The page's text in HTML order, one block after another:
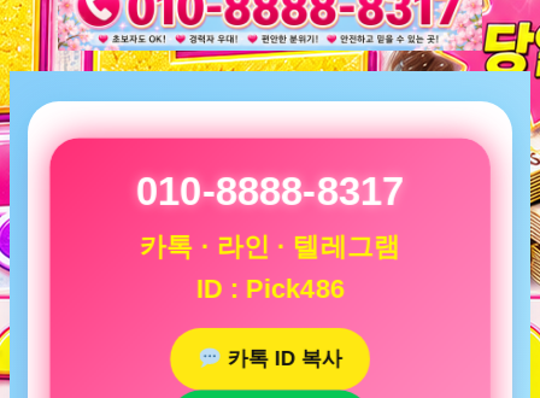
010-8888-8317
카톡 · 라인 · 텔레그램
ID : Pick486
카톡 ID 복사